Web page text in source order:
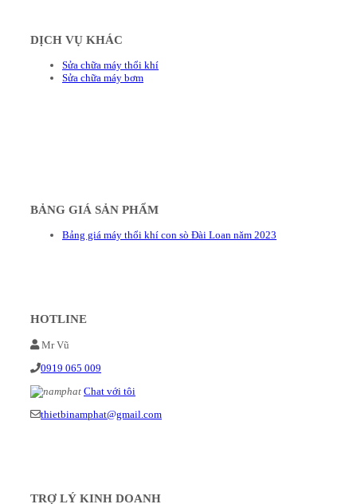
DỊCH VỤ KHÁC
Sửa chữa máy thổi khí
Sửa chữa máy bơm
BẢNG GIÁ SẢN PHẨM
Bảng giá máy thổi khí con sò Đài Loan năm 2023
HOTLINE
Mr Vũ
0919 065 009
Chat với tôi
thietbinamphat@gmail.com
TRỢ LÝ KINH DOANH